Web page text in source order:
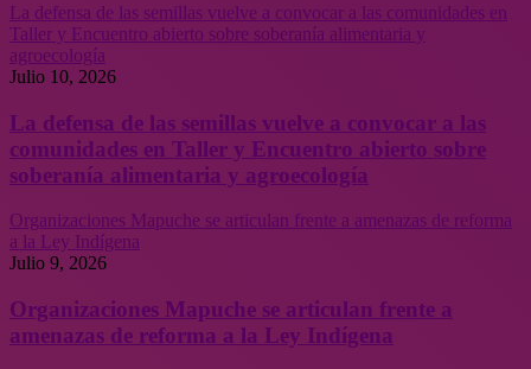
La defensa de las semillas vuelve a convocar a las comunidades en
Taller y Encuentro abierto sobre soberanía alimentaria y
agroecología
Julio 10, 2026
La defensa de las semillas vuelve a convocar a las
comunidades en Taller y Encuentro abierto sobre
soberanía alimentaria y agroecología
Organizaciones Mapuche se articulan frente a amenazas de reforma
a la Ley Indígena
Julio 9, 2026
Organizaciones Mapuche se articulan frente a
amenazas de reforma a la Ley Indígena